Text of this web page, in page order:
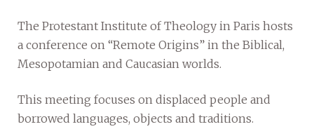
The Protestant Institute of Theology in Paris hosts
a conference on “Remote Origins” in the Biblical,
Mesopotamian and Caucasian worlds.
This meeting focuses on displaced people and
borrowed languages, objects and traditions.